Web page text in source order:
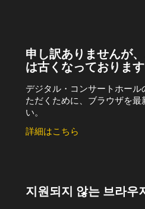
申し訳ありませんが
は古くなっております
デジタル・コンサートホー
ただくために、ブラウザを最
い。
詳細はこちら
지원되지 않는 브라우